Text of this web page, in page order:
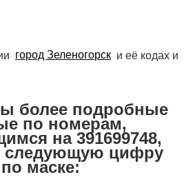
город Зеленогорск и её кодах и
более подробные
по номерам,
на 391699748,
следующую цифру
по маске: